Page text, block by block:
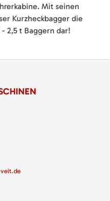
Mit seinen
Kurzheckbagger die
2,5 t Baggern dar!
veit.de